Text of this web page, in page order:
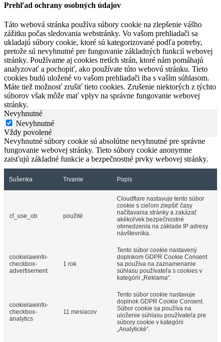
Prehľad ochrany osobných údajov
Táto webová stránka používa súbory cookie na zlepšenie vášho
zážitku počas sledovania webstránky. Vo vašom prehliadači sa
ukladajú súbory cookie, ktoré sú kategorizované podľa potreby,
pretože sú nevyhnutné pre fungovanie základných funkcií webovej
stránky. Používame aj cookies tretích strán, ktoré nám pomáhajú
analyzovať a pochopiť, ako používate túto webovú stránku. Tieto
cookies budú uložené vo vašom prehliadači iba s vaším súhlasom.
Máte tiež možnosť zrušiť tieto cookies. Zrušenie niektorých z týchto
súborov však môže mať vplyv na správne fungovanie webovej
stránky.
Nevyhnutné
Nevyhnutné
Vždy povolené
Nevyhnutné súbory cookie sú absolútne nevyhnutné pre správne
fungovanie webovej stránky. Tieto súbory cookie anonymne
zaisťujú základné funkcie a bezpečnostné prvky webovej stránky.
Sušenka Trvanie Popis
cf_use_ob použité
Cloudflare nastavuje tento súbor
cookie s cieľom zlepšiť časy
načítavania stránky a zakázať
akékoľvek bezpečnostné
obmedzenia na základe IP adresy
návštevníka.
cookielawinfo-
checkbox-
advertisement
1 rok
Tento súbor cookie nastavený
doplnkom GDPR Cookie Consent
sa používa na zaznamenanie
súhlasu používateľa s cookies v
kategórii „Reklama“.
cookielawinfo-
checkbox-
analytics
11 mesiacov
Tento súbor cookie nastavuje
doplnok GDPR Cookie Consent.
Súbor cookie sa používa na
uloženie súhlasu používateľa pre
súbory cookie v kategórii
„Analytické“.